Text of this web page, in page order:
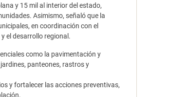
y 15 mil al interior del estado,
Asimismo, señaló que la
en coordinación con el
el desarrollo regional.
como la pavimentación y
panteones, rastros y
y fortalecer las acciones preventivas,